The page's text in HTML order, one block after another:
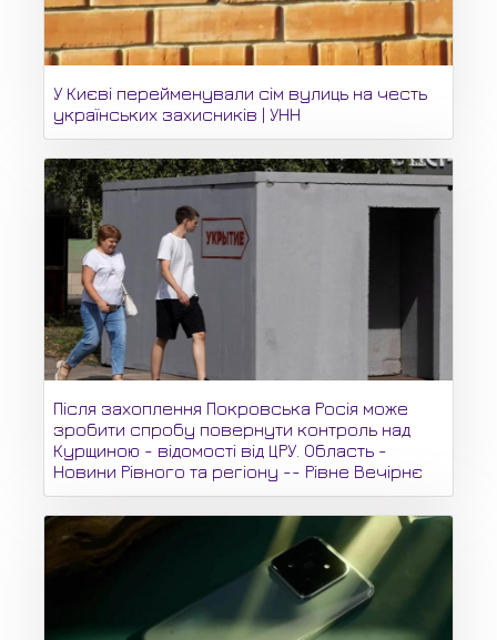
У Києві перейменували сім вулиць на честь
українських захисників | УНН
Після захоплення Покровська Росія може
зробити спробу повернути контроль над
Курщиною - відомості від ЦРУ. Область -
Новини Рівного та регіону -- Рівне Вечірнє